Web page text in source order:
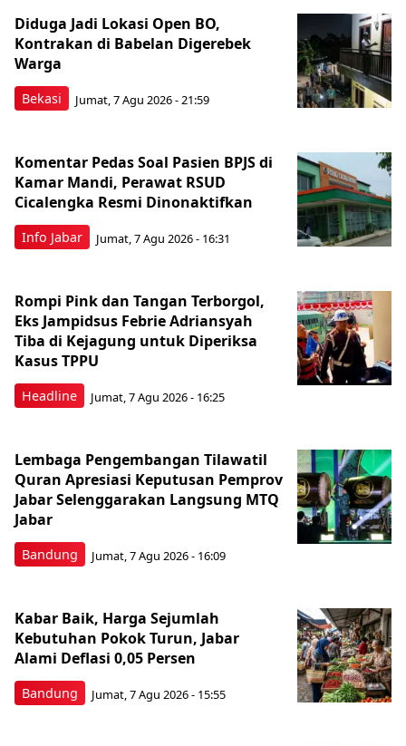
Bekasi
Diduga Jadi Lokasi Open BO,
Kontrakan di Babelan Digerebek
Warga
Jumat, 7 Agu 2026 - 21:59
Info Jabar
Komentar Pedas Soal Pasien BPJS di
Kamar Mandi, Perawat RSUD
Cicalengka Resmi Dinonaktifkan
Jumat, 7 Agu 2026 - 16:31
Headline
Rompi Pink dan Tangan Terborgol,
Eks Jampidsus Febrie Adriansyah
Tiba di Kejagung untuk Diperiksa
Kasus TPPU
Jumat, 7 Agu 2026 - 16:25
Bandung
Lembaga Pengembangan Tilawatil
Quran Apresiasi Keputusan Pemprov
Jabar Selenggarakan Langsung MTQ
Jabar
Jumat, 7 Agu 2026 - 16:09
Bandung
Kabar Baik, Harga Sejumlah
Kebutuhan Pokok Turun, Jabar
Alami Deflasi 0,05 Persen
Jumat, 7 Agu 2026 - 15:55